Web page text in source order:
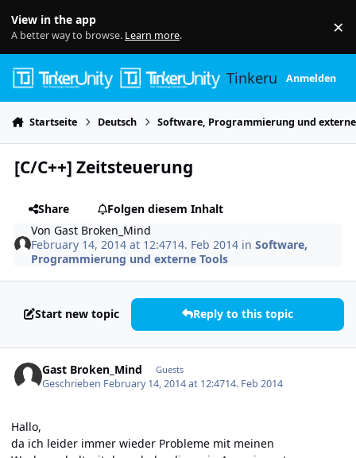
View in the app
A better way to browse. Learn more. ×
TinkerunityAnmelden
Startseite Deutsch Software, Programmierung und
[C/C++] Zeitsteuerung
Share
Folgen diesem Inhalt
VonGast Broken_Mind
February 14, 2014 at 12:4714. Feb 2014 inSoftware,
Programmierung und externe Tools
Start new topic Reply to this topic
Gast Broken_Mind Guests
Geschrieben February 14, 2014 at 12:4714. Feb 2014
Hallo,
da ich leider immer wieder Probleme mit meinen